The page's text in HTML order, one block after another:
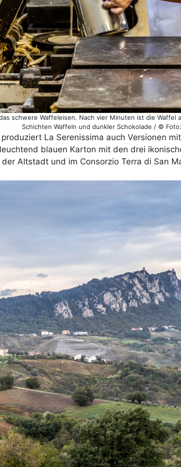
schwere Waffeleisen. Nach vier Minuten ist die Waffel
Schichten Waffeln und dunkler Schokolade / ©
La Serenissima auch Versionen
blauen Karton mit den drei
Altstadt und im Consorzio Terra di San